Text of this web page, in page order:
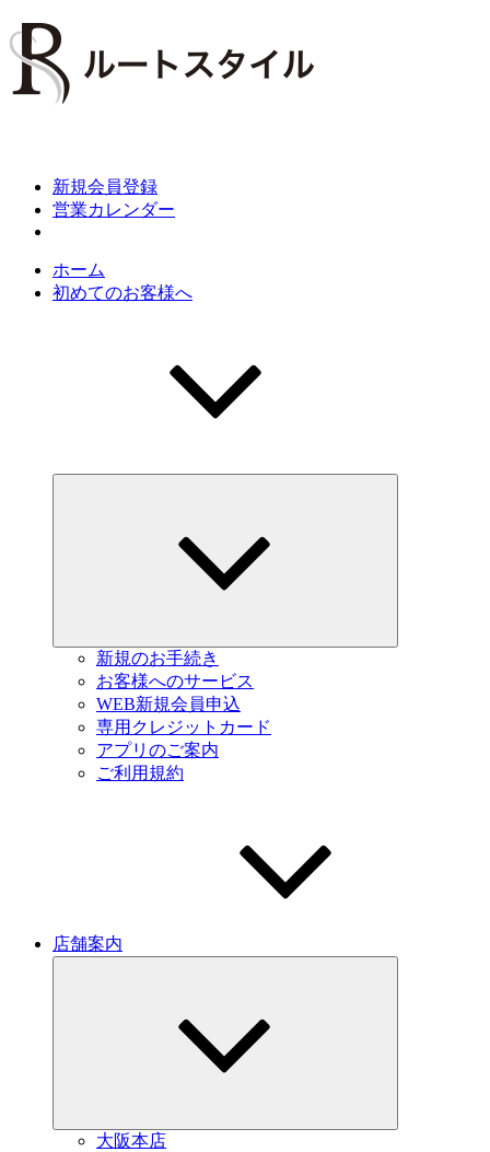
Skip
to
content
新規会員登録
営業カレンダー
ホーム
初めてのお客様へ
新規のお手続き
お客様へのサービス
WEB新規会員申込
専用クレジットカード
アプリのご案内
ご利用規約
店舗案内
大阪本店